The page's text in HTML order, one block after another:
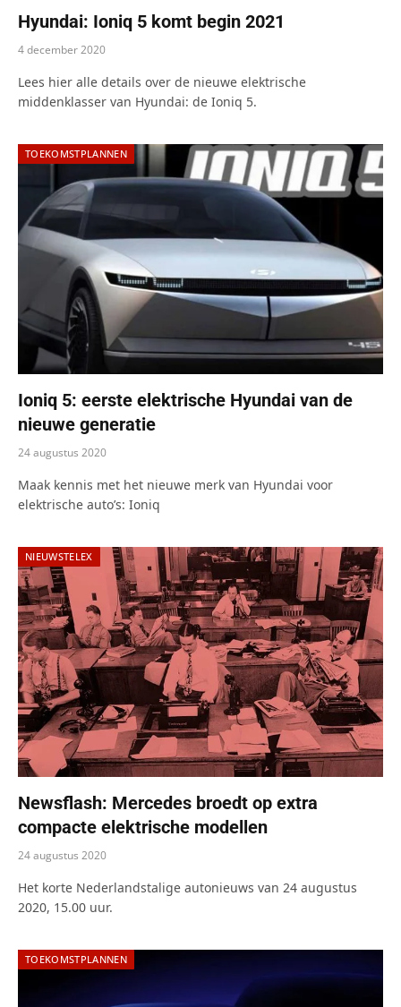
Hyundai: Ioniq 5 komt begin 2021
4 december 2020
Lees hier alle details over de nieuwe elektrische
middenklasser van Hyundai: de Ioniq 5.
TOEKOMSTPLANNEN
Ioniq 5: eerste elektrische Hyundai van de
nieuwe generatie
24 augustus 2020
Maak kennis met het nieuwe merk van Hyundai voor
elektrische auto’s: Ioniq
NIEUWSTELEX
Newsflash: Mercedes broedt op extra
compacte elektrische modellen
24 augustus 2020
Het korte Nederlandstalige autonieuws van 24 augustus
2020, 15.00 uur.
TOEKOMSTPLANNEN